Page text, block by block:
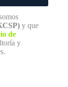
y que
de
y